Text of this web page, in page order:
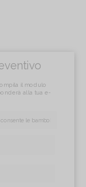
il modulo
alla tua e-